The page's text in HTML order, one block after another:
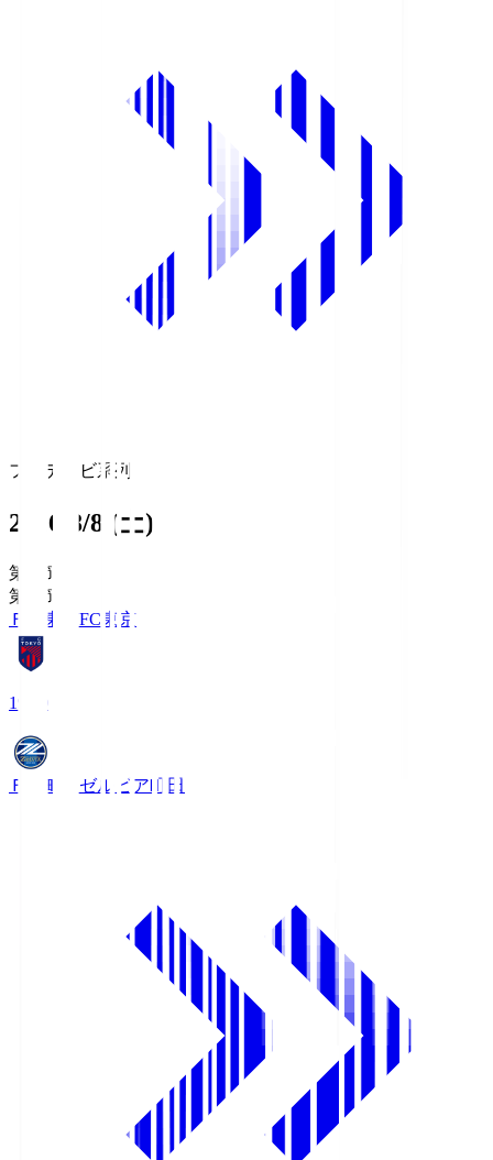
フジテレビ系列
2026/8/8 (土)
第1節
第1節
ＦＣ東京 FC東京
19:00
ＦＣ町田ゼルビア町田